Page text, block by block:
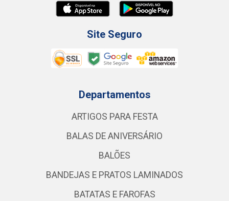
Site Seguro
Departamentos
ARTIGOS PARA FESTA
BALAS DE ANIVERSÁRIO
BALÕES
BANDEJAS E PRATOS LAMINADOS
BATATAS E FAROFAS